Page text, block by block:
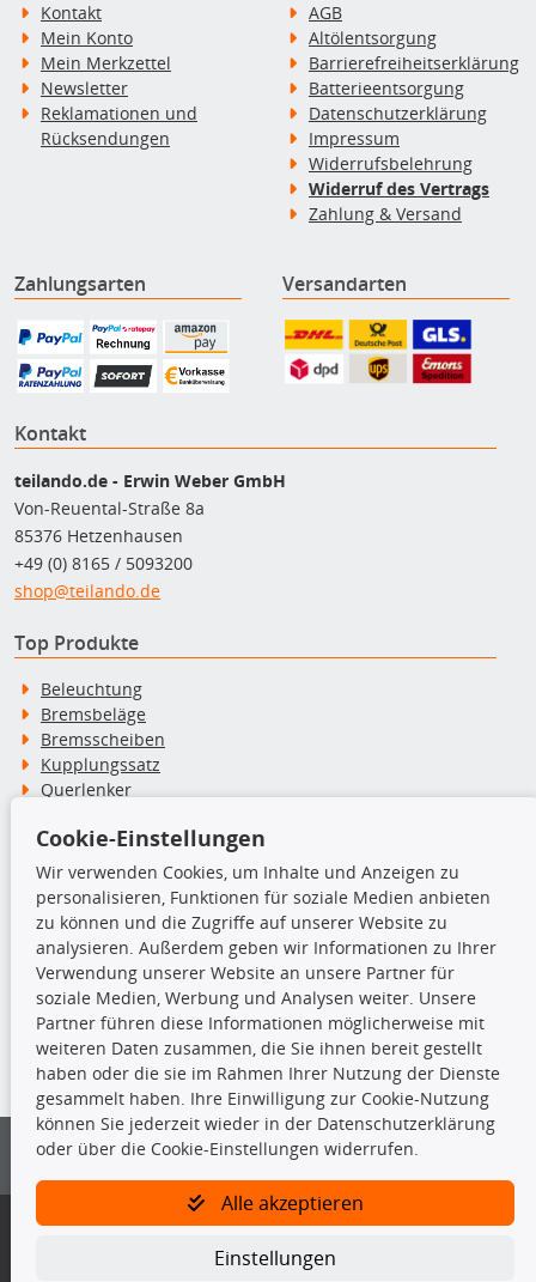
Kontakt
Mein Konto
Mein Merkzettel
Newsletter
Reklamationen und
Rücksendungen
AGB
Altölentsorgung
Barrierefreiheitserklärung
Batterieentsorgung
Datenschutzerklärung
Impressum
Widerrufsbelehrung
Widerruf des Vertrags
Zahlung & Versand
Zahlungsarten Versandarten
Kontakt
teilando.de - Erwin Weber GmbH
Von-Reuental-Straße 8a
85376 Hetzenhausen
+49 (0) 8165 / 5093200
shop@teilando.de
Top Produkte
Beleuchtung
Bremsbeläge
Bremsscheiben
Kupplungssatz
Querlenker
Stoßdämpfer
TecDoc Inside
Die hier angezeigten Daten insbesondere die gesamte Datenbank dürfen
nicht kopiert werden.
Es ist zu unterlassen, die Daten oder die gesamte Datenbank ohne
vorherige Zustimmung von TecDoc zu vervielfältigen, zu verbreiten
und/oder diese Handlungen durch Dritte ausführen zu lassen. Ein
Bitte prüfen Sie, ob das über unseren Onlineshop identifizierte Ersatzteil
Gegebenenfalls sind ergänzende Informationen notwendig, um
Cookie-Einstellungen
Wir verwenden Cookies, um Inhalte und Anzeigen zu
personalisieren, Funktionen für soziale Medien anbieten
zu können und die Zugriffe auf unserer Website zu
analysieren. Außerdem geben wir Informationen zu Ihrer
Verwendung unserer Website an unsere Partner für
soziale Medien, Werbung und Analysen weiter. Unsere
Partner führen diese Informationen möglicherweise mit
weiteren Daten zusammen, die Sie ihnen bereit gestellt
haben oder die sie im Rahmen Ihrer Nutzung der Dienste
gesammelt haben. Ihre Einwilligung zur Cookie-Nutzung
können Sie jederzeit wieder in der Datenschutzerklärung
oder über die Cookie-Einstellungen widerrufen.
Alle akzeptieren
Einstellungen